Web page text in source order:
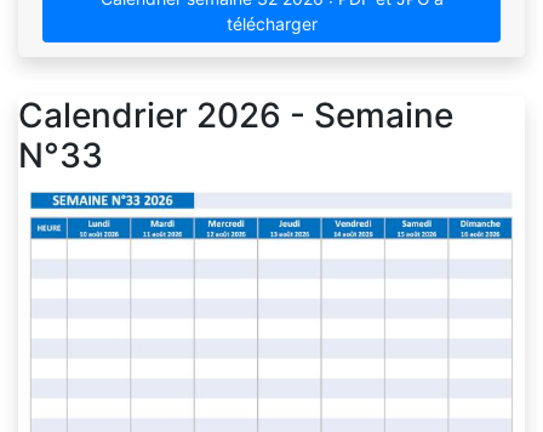
télécharger
Calendrier 2026 - Semaine
N°33